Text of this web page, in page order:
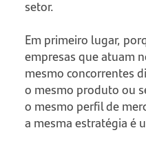
setor.
Em primeiro lugar,
empresas que atuam
mesmo concorrentes
o mesmo produto ou
o mesmo perfil de
a mesma estratégia é